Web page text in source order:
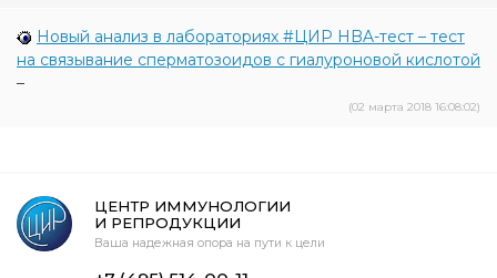
Новый анализ в лабораториях #ЦИР HBA-тест – тест
на связывание сперматозоидов с гиалуроновой кислотой
–
(02 марта 2018 16:08:02)
ЦЕНТР ИММУНОЛОГИИ
И РЕПРОДУКЦИИ
Ваша надежная опора на пути к цели